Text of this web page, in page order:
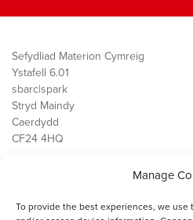
Manage
To provide the best experiences, we
Sefydliad Materion Cymreig
Ystafell 6.01
sbarc|spark
Stryd Maindy
Caerdydd
CF24 4HQ
Public Services